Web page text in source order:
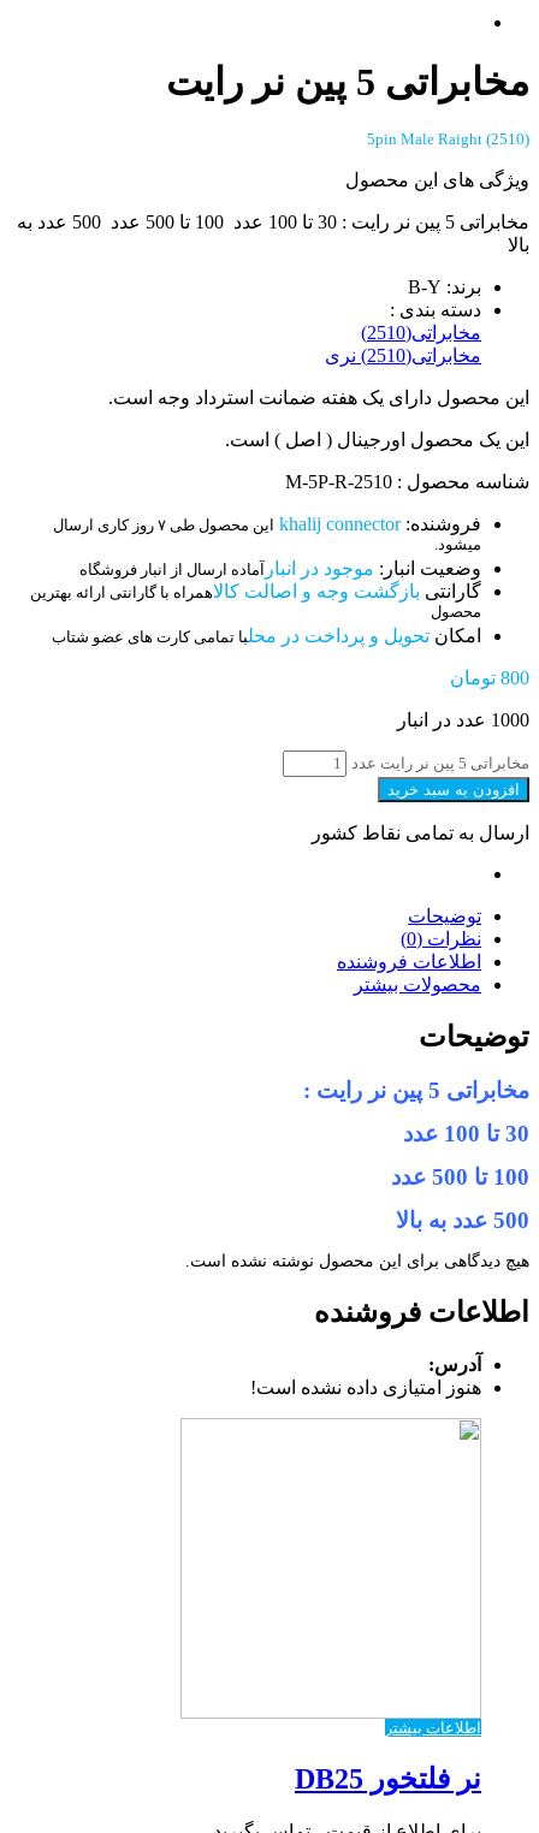
مخابراتی 5 پین نر رایت
(2510) 5pin Male Raight
ویژگی های این محصول
مخابراتی 5 پین نر رایت : 30 تا 100 عدد 100 تا 500 عدد 500 عدد به
بالا
برند: B-Y
دسته بندی :
مخابراتی(2510)
مخابراتی(2510) نری
این محصول دارای یک هفته ضمانت استرداد وجه است.
این یک محصول اورجینال ( اصل ) است.
شناسه محصول : 2510-M-5P-R
فروشنده:khalij connector این محصول طی ۷ روز کاری ارسال
میشود.
وضعیت انبار: موجود در انبار آماده ارسال از انبار فروشگاه
گارانتی بازگشت وجه و اصالت کالاهمراه با گارانتی ارائه بهترین
محصول
امکان تحویل و پرداخت در محلبا تمامی کارت های عضو شتاب
800 تومان
1000 عدد در انبار
مخابراتی 5 پین نر رایت عدد
افزودن به سبد خرید
ارسال به تمامی نقاط کشور
توضیحات
نظرات (0)
اطلاعات فروشنده
محصولات بیشتر
توضیحات
مخابراتی 5 پین نر رایت :
30 تا 100 عدد
100 تا 500 عدد
500 عدد به بالا
هیچ دیدگاهی برای این محصول نوشته نشده است.
اطلاعات فروشنده
آدرس:
هنوز امتیازی داده نشده است!
اطلاعات بیشتر
نر فلتخور DB25